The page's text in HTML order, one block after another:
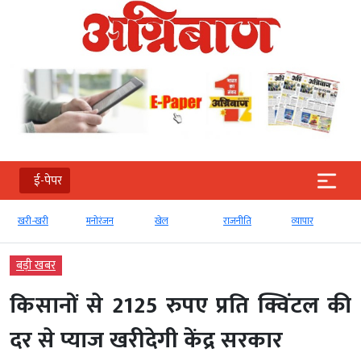
ई-पेपर
खरी-खरी मनोरंजन खेल राजनीति व्‍यापार
बड़ी खबर
किसानों से 2125 रुपए प्रति क्विंटल की
दर से प्याज खरीदेगी केंद्र सरकार